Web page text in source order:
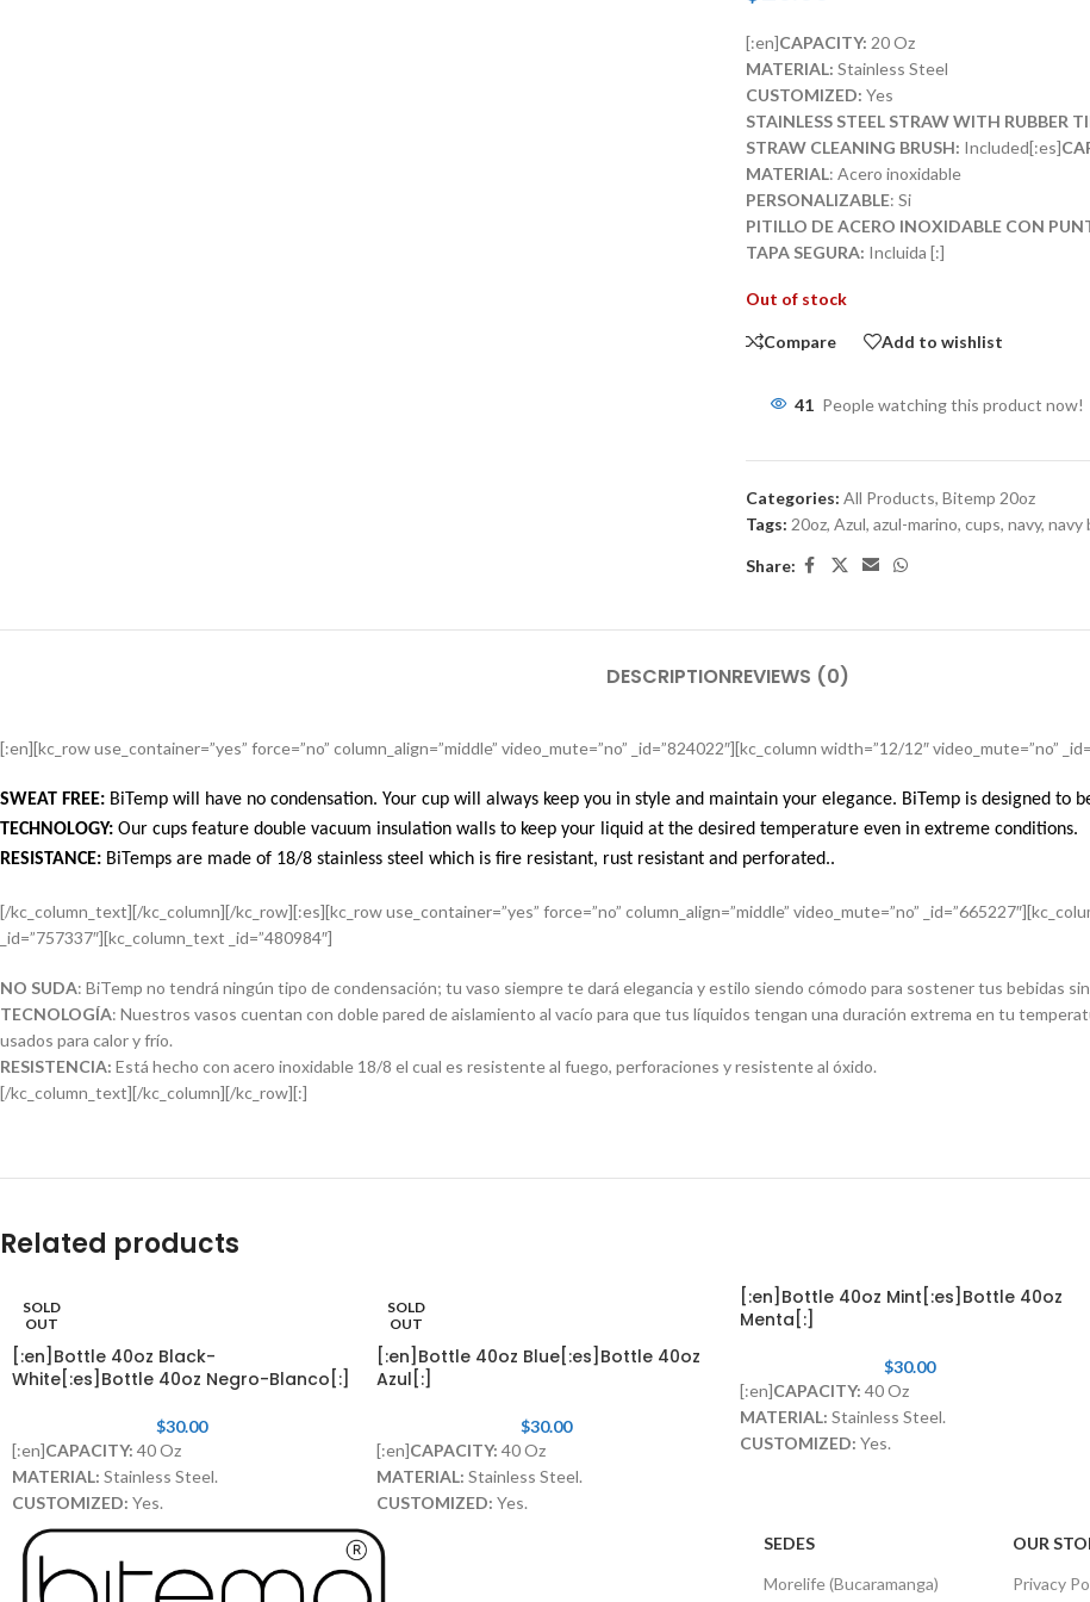
[:en]CAPACITY: 20 Oz
MATERIAL: Stainless Steel
CUSTOMIZED: Yes
STAINLESS STEEL STRAW WITH RUBBER
STRAW CLEANING BRUSH: Included[:es]
MATERIAL: Acero inoxidable
PERSONALIZABLE: Si
PITILLO DE ACERO INOXIDABLE CON
TAPA SEGURA: Incluida [:]
Out of stock
Compare Add to wishlist
41 People watching this product now!
Categories: All Products, Bitemp 20oz
Tags: 20oz, Azul, azul-marino, cups, navy, navy
Share:
DESCRIPTIONREVIEWS (0)
[:en][kc_row use_container=”yes” force=”no” column_align=”middle” video_mute=”no” _id=”824022″][kc_column width=”12/12″ video_mute=”no”
SWEAT FREE: BiTemp will have no condensation. Your cup will always keep you in style and maintain your elegance. BiTemp is designed
TECHNOLOGY: Our cups feature double vacuum insulation walls to keep your liquid at the desired temperature even in extreme conditions.
RESISTANCE: BiTemps are made of 18/8 stainless steel which is fire resistant, rust resistant and perforated..
[/kc_column_text][/kc_column][/kc_row][:es][kc_row use_container=”yes” force=”no” column_align=”middle” video_mute=”no”
_id=”757337″][kc_column_text _id=”480984″]
NO SUDA: BiTemp no tendrá ningún tipo de condensación; tu vaso siempre te dará elegancia y estilo siendo cómodo para sostener tus bebidas
TECNOLOGÍA: Nuestros vasos cuentan con doble pared de aislamiento al vacío para que tus líquidos tengan una duración extrema en tu
usados para calor y frío.
RESISTENCIA: Está hecho con acero inoxidable 18/8 el cual es resistente al fuego, perforaciones y resistente al óxido.
[/kc_column_text][/kc_column][/kc_row][:]
Related products
SOLD
OUT
[:en]Bottle 40oz Black-
White[:es]Bottle 40oz Negro-Blanco[:]
$30.00
[:en]CAPACITY: 40 Oz
MATERIAL: Stainless Steel.
CUSTOMIZED: Yes.
LID WITH STRAW:Included[:]
SOLD
OUT
[:en]Bottle 40oz Blue[:es]Bottle 40oz
Azul[:]
$30.00
[:en]CAPACITY: 40 Oz
MATERIAL: Stainless Steel.
CUSTOMIZED: Yes.
[:en]Bottle 40oz Mint[:es]Bottle 40oz
Menta[:]
$30.00
[:en]CAPACITY: 40 Oz
MATERIAL: Stainless Steel.
CUSTOMIZED: Yes.
SEDES
Morelife (Bucaramanga)
OUR
Privacy